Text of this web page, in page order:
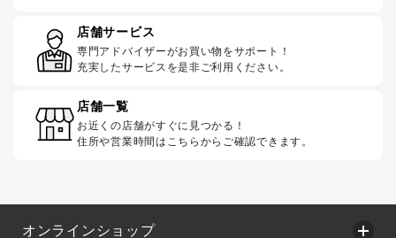
店舗サービス
専門アドバイザーがお買い物をサポート！
充実したサービスを是非ご利用ください。
店舗一覧
お近くの店舗がすぐに見つかる！
住所や営業時間はこちらからご確認できます。
オンラインショップ